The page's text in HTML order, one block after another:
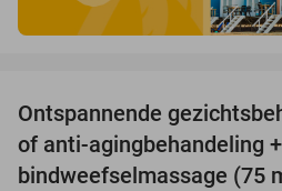
Ontspannende
of anti-agingbehandeling +
bindweefselmassage (75